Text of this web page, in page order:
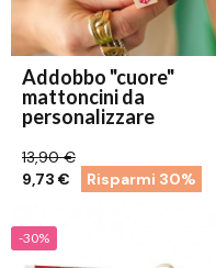
Addobbo "cuore"
mattoncini da
personalizzare
13,90 €
9,73 €
Risparmi 30%
-30%